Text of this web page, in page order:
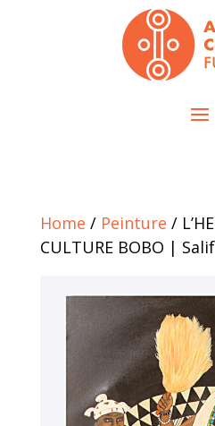
Home / Peinture /
CULTURE BOBO |